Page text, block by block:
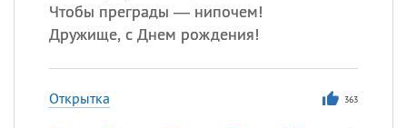
Чтобы преграды — нипочем!
Дружище, с Днем рождения!
Открытка 363